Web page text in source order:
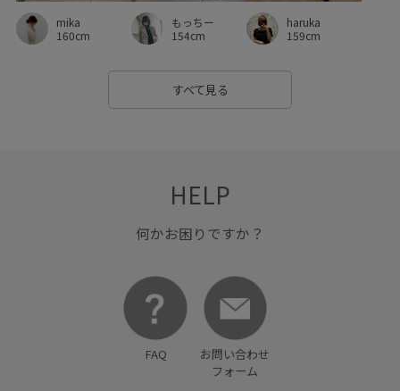
mika
160cm
もっちー
154cm
haruka
159cm
すべて見る
HELP
何かお困りですか？
FAQ
お問い合わせ
フォーム